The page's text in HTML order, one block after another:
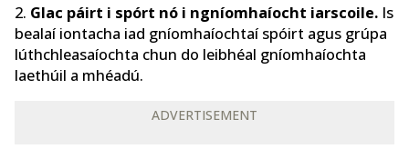
2. Glac páirt i spórt nó i ngníomhaíocht iarscoile. Is
bealaí iontacha iad gníomhaíochtaí spóirt agus grúpa
lúthchleasaíochta chun do leibhéal gníomhaíochta
laethúil a mhéadú.
ADVERTISEMENT